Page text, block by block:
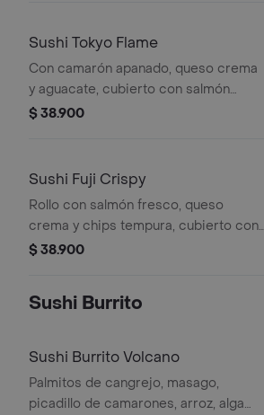
Sushi Tokyo Flame
Con camarón apanado, queso crema
y aguacate, cubierto con salmón
fresco, salsa anguila, mayonesa
$ 38.900
Sushi Fuji Crispy
Rollo con salmón fresco, queso
crema y chips tempura, cubierto con
aguacate, anguila glaseada y mezcla
$ 38.900
Sushi Burrito
Sushi Burrito Volcano
Palmitos de cangrejo, masago,
picadillo de camarones, arroz, alga